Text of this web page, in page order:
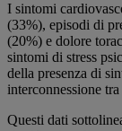
I sintomi
(33%), episodi di
(20%) e dolore
sintomi di stress
della presenza di
interconnessione
Questi dati